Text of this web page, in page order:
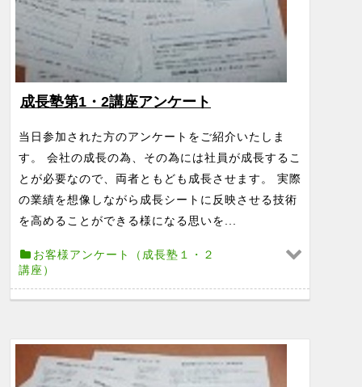
成長塾第1・2講座アンケート
当日参加された方のアンケートをご紹介いたしま
す。 会社の成長の為、その為には社員が成長するこ
とが必要なので、両者ともども成長させます。 実際
の業績を想像しながら成長シートに反映させる技術
を高めることができる様になる思いを...
お客様アンケート（成長塾１・２
講座）